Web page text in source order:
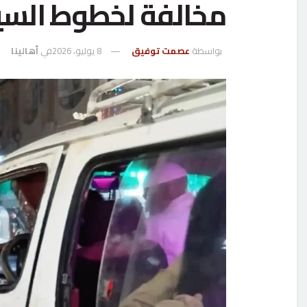
مخالفة لخطوط
بواسطة عصمت توفيق 8 يوليو، 2026 فيأهالينا